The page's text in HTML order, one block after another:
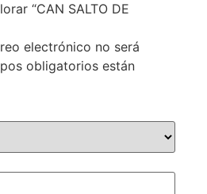
“CAN SALTO DE
electrónico no será
obligatorios están